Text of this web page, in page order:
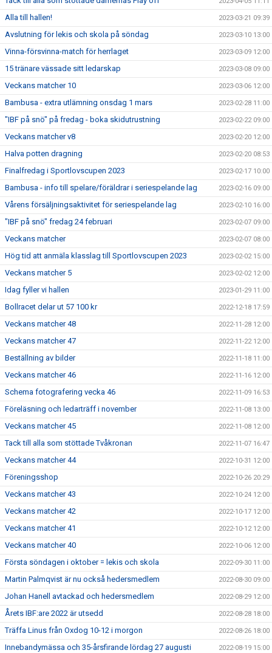
Alla till hallen! 2023-03-21 09:39
Avslutning för lekis och skola på söndag 2023-03-10 13:00
Vinna-försvinna-match för herrlaget 2023-03-09 12:00
15 tränare vässade sitt ledarskap 2023-03-08 09:00
Veckans matcher 10 2023-03-06 12:00
Bambusa - extra utlämning onsdag 1 mars 2023-02-28 11:00
"IBF på snö" på fredag - boka skidutrustning 2023-02-22 09:00
Veckans matcher v8 2023-02-20 12:00
Halva potten dragning 2023-02-20 08:53
Finalfredag i Sportlovscupen 2023 2023-02-17 10:00
Bambusa - info till spelare/föräldrar i seriespelande lag 2023-02-16 09:00
Vårens försäljningsaktivitet för seriespelande lag 2023-02-10 16:00
"IBF på snö" fredag 24 februari 2023-02-07 09:00
Veckans matcher 2023-02-07 08:00
Hög tid att anmäla klasslag till Sportlovscupen 2023 2023-02-02 15:00
Veckans matcher 5 2023-02-02 12:00
Idag fyller vi hallen 2023-01-29 11:00
Bollracet delar ut 57 100 kr 2022-12-18 17:59
Veckans matcher 48 2022-11-28 12:00
Veckans matcher 47 2022-11-22 12:00
Beställning av bilder 2022-11-18 11:00
Veckans matcher 46 2022-11-16 12:00
Schema fotografering vecka 46 2022-11-09 16:53
Föreläsning och ledarträff i november 2022-11-08 13:00
Veckans matcher 45 2022-11-08 12:00
Tack till alla som stöttade Tvåkronan 2022-11-07 16:47
Veckans matcher 44 2022-10-31 12:00
Föreningsshop 2022-10-26 20:29
Veckans matcher 43 2022-10-24 12:00
Veckans matcher 42 2022-10-17 12:00
Veckans matcher 41 2022-10-12 12:00
Veckans matcher 40 2022-10-06 12:00
Första söndagen i oktober = lekis och skola 2022-09-30 11:00
Martin Palmqvist är nu också hedersmedlem 2022-08-30 09:00
Johan Hanell avtackad och hedersmedlem 2022-08-29 12:00
Årets IBF:are 2022 är utsedd 2022-08-28 18:00
Träffa Linus från Oxdog 10-12 i morgon 2022-08-26 18:00
Innebandymässa och 35-årsfirande lördag 27 augusti 2022-08-19 15:00